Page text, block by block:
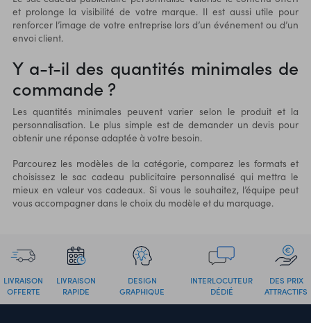
et prolonge la visibilité de votre marque. Il est aussi utile pour
renforcer l’image de votre entreprise lors d’un événement ou d’un
envoi client.
Y a-t-il des quantités minimales de
commande ?
Les quantités minimales peuvent varier selon le produit et la
personnalisation. Le plus simple est de demander un devis pour
obtenir une réponse adaptée à votre besoin.
Parcourez les modèles de la catégorie, comparez les formats et
choisissez le sac cadeau publicitaire personnalisé qui mettra le
mieux en valeur vos cadeaux. Si vous le souhaitez, l’équipe peut
vous accompagner dans le choix du modèle et du marquage.
LIVRAISON
OFFERTE
LIVRAISON
RAPIDE
DESIGN
GRAPHIQUE
INTERLOCUTEUR
DÉDIÉ
DES PRIX
ATTRACTIFS